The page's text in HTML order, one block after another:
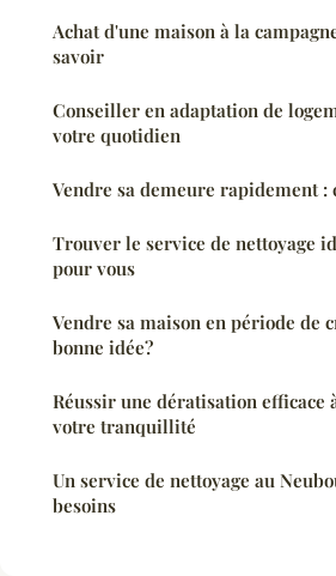
Achat d'une maison à la
savoir
Conseiller en adaptation de
votre quotidien
Vendre sa demeure rapidement :
Trouver le service de nettoyage
pour vous
Vendre sa maison en période de
bonne idée?
Réussir une dératisation efficace
votre tranquillité
Un service de nettoyage au
besoins